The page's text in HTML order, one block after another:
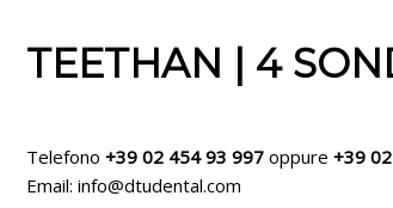
TEETHAN | 4
Telefono +39 02 454 93 997 oppure +39
Email: info@dtudental.com